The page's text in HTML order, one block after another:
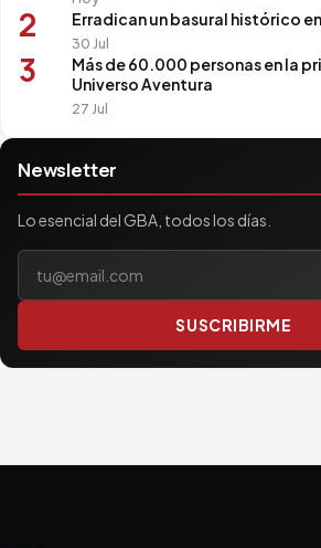
2 Erradican un basural histórico
30 Jul
3
Más de 60.000 personas en la
Universo Aventura
27 Jul
Newsletter
Lo esencial del GBA, todos los días.
SUSCRIBIRME